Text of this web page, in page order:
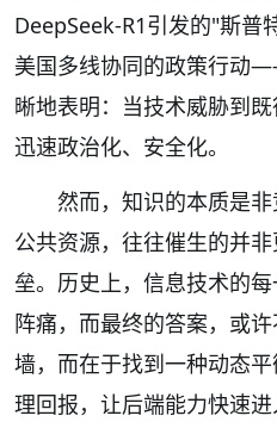
DeepSeek-R1引发的"斯普
美国多线协同的政策行动
晰地表明：当技术威胁到
迅速政治化、安全化。
然而，知识的本质是
公共资源，往往催生的并
垒。历史上，信息技术的
阵痛，而最终的答案，或
墙，而在于找到一种动态
理回报，让后端能力快速